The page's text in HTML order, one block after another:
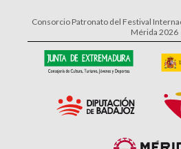
Consorcio Patronato del Festival
Mérida 2026